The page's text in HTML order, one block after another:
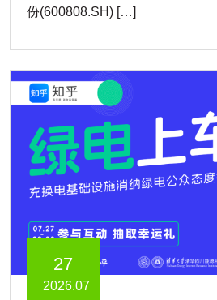
份(600808.SH) […]
27
2026.07